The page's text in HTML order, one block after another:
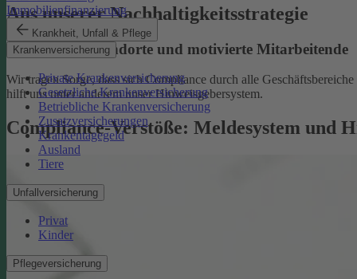
Immobilienfinanzierung
Krankheit, Unfall & Pflege
Krankenversicherung
Private Krankenversicherung
Gesetzliche Krankenversicherung
Betriebliche Krankenversicherung
Zusatzversicherungen
Krankentagegeld
Ausland
Tiere
Unfallversicherung
Privat
Kinder
Pflegeversicherung
Aus unserer Nachhaltigkeitsstrategie
Nachhaltige Standorte und motivierte Mitarbeitende
Wir tragen Sorge, dass sich Compliance durch alle
hilft uns unter anderem unser Hinweisgebersystem.
Compliance-Verstöße: Meldesystem und